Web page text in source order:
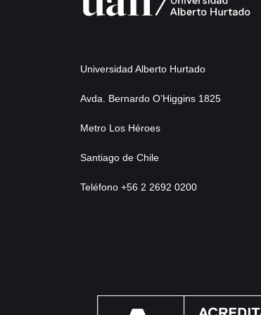
Universidad Alberto Hurtado
Avda. Bernardo O’Higgins 1825
Metro Los Héroes
Santiago de Chile
Teléfono +56 2 2692 0200